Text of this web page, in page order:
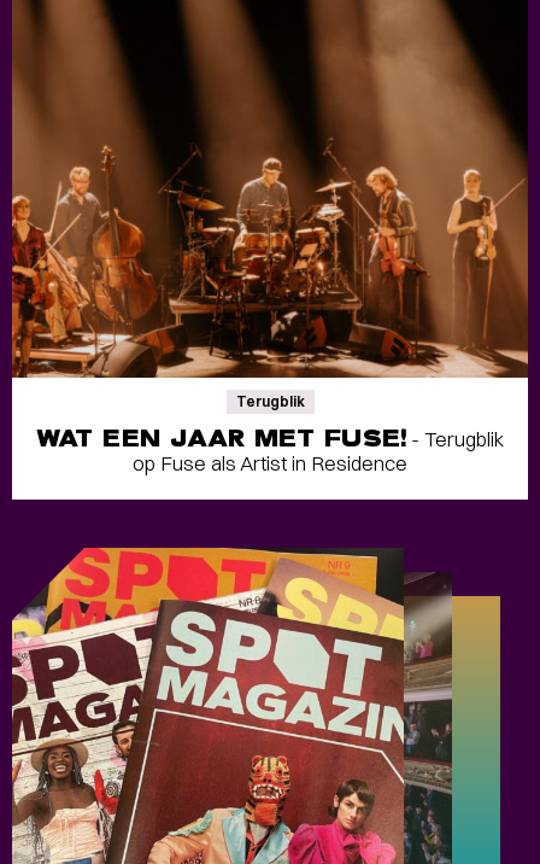
Terugblik
WAT EEN JAAR MET FUSE!- Terugblik
op Fuse als Artist in Residence